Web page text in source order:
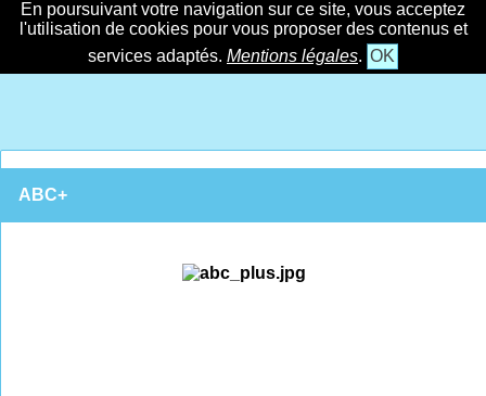
En poursuivant votre navigation sur ce site, vous acceptez
l'utilisation de cookies pour vous proposer des contenus et
services adaptés. Mentions légales. OK
ABC+